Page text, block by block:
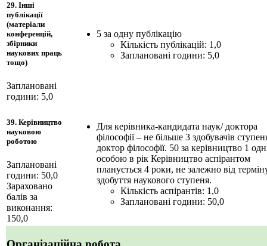
29. Інші
публікації
(матеріали
конференцій,
збірники
наукових праць
тощо)
Заплановані
години: 5,0
5 за одну публікацію
Кількість публікацій: 1,0
Заплановані години: 5,0
39. Керівництво
науковою
роботою
Заплановані
години: 50,0
Зараховано
балів за
виконання:
150,0
Для керівника-кандидата наук/ доктора
філософії – не більше 3 здобувачів
доктор філософії. 50 за керівництво 1
особою в рік Керівництво аспірантом
планується 4 роки, не залежно від
здобуття наукового ступеня.
Кількість аспірантів: 1,0
Заплановані години: 50,0